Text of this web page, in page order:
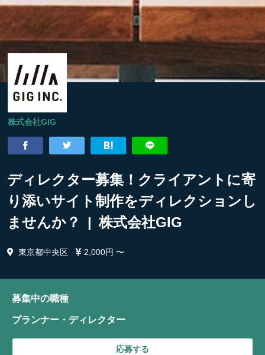
株式会社GIG
ディレクター募集！クライアントに寄
り添いサイト制作をディレクションし
ませんか？ | 株式会社GIG
東京都中央区 2,000円 〜
募集中の職種
プランナー・ディレクター
応募する